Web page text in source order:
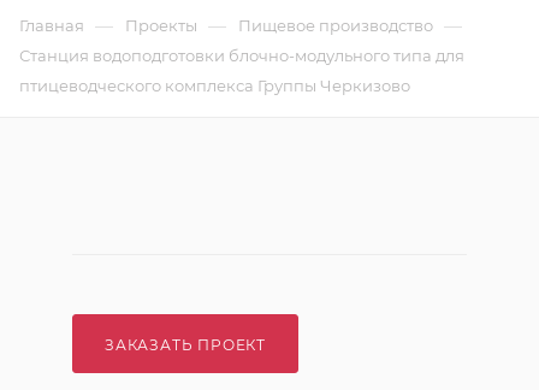
Главная — Проекты — Пищевое производство —
Станция водоподготовки блочно-модульного типа для
птицеводческого комплекса Группы Черкизово
ЗАКАЗАТЬ ПРОЕКТ